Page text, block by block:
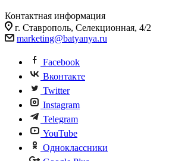
Контактная информация
г. Ставрополь, Селекционная, 4/2
marketing@batyanya.ru
Facebook
Вконтакте
Twitter
Instagram
Telegram
YouTube
Одноклассники